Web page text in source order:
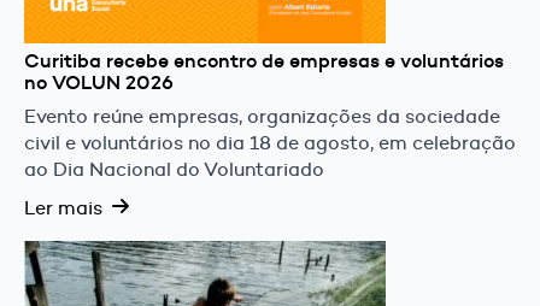
Curitiba recebe encontro de empresas e voluntários
no VOLUN 2026
Evento reúne empresas, organizações da sociedade
civil e voluntários no dia 18 de agosto, em celebração
ao Dia Nacional do Voluntariado
Ler mais